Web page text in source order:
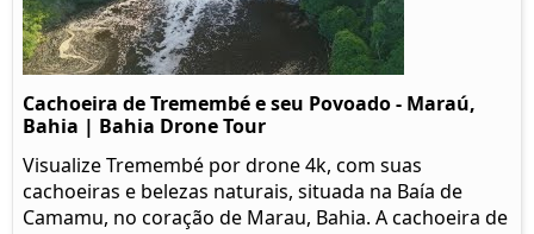
Cachoeira de Tremembé e seu Povoado - Maraú,
Bahia | Bahia Drone Tour
Visualize Tremembé por drone 4k, com suas
cachoeiras e belezas naturais, situada na Baía de
Camamu, no coração de Marau, Bahia. A cachoeira de